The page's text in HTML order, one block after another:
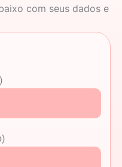
com seus dados e